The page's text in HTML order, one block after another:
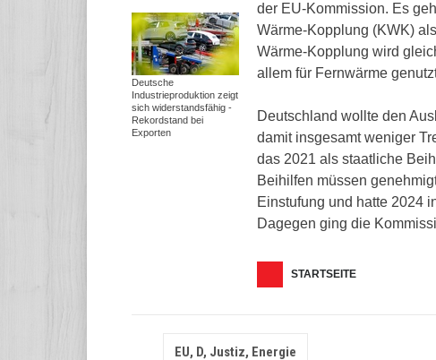
der EU-Kommission. Es
Wärme-Kopplung (KWK)
Wärme-Kopplung wird
allem für Fernwärme
Deutschland wollte den
damit insgesamt weniger
das 2021 als staatliche
Beihilfen müssen
Einstufung und hatte 2024
Dagegen ging die
STARTSEITE
Deutsche
Industrieproduktion zeigt
sich widerstandsfähig -
Rekordstand bei
Exporten
EU, D, Justiz, Energie